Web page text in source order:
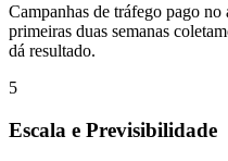
Campanhas de tráfego pago
primeiras duas semanas
dá resultado.
5
Escala e Previsibilidade